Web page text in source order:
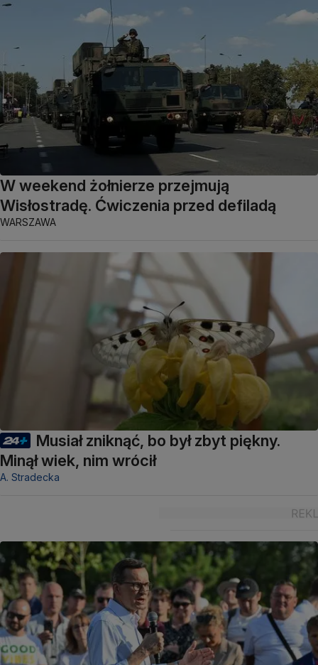
W weekend żołnierze przejmują
Wisłostradę. Ćwiczenia przed defiladą
WARSZAWA
Musiał zniknąć, bo był zbyt piękny.
Minął wiek, nim wrócił
A. Stradecka